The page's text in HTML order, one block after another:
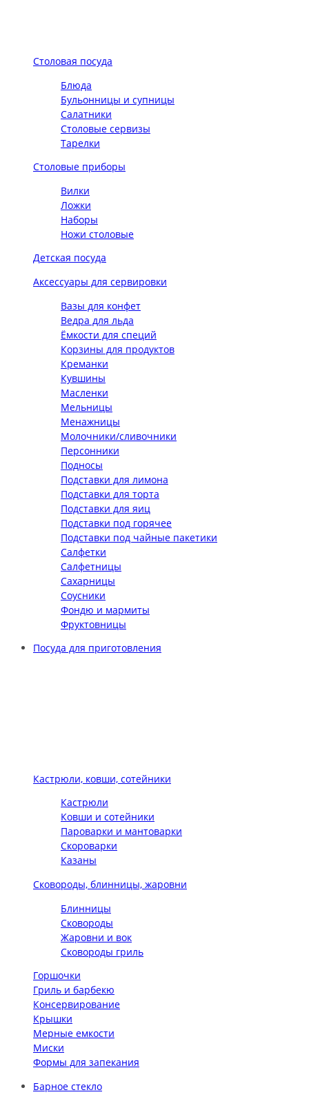
Столовая посуда
Блюда
Бульонницы и супницы
Салатники
Столовые сервизы
Тарелки
Столовые приборы
Вилки
Ложки
Наборы
Ножи столовые
Детская посуда
Аксессуары для сервировки
Вазы для конфет
Ведра для льда
Ёмкости для специй
Корзины для продуктов
Креманки
Кувшины
Масленки
Мельницы
Менажницы
Молочники/сливочники
Персонники
Подносы
Подставки для лимона
Подставки для торта
Подставки для яиц
Подставки под горячее
Подставки под чайные пакетики
Салфетки
Салфетницы
Сахарницы
Соусники
Фондю и мармиты
Фруктовницы
Посуда для приготовления
Кастрюли, ковши, сотейники
Кастрюли
Ковши и сотейники
Пароварки и мантоварки
Скороварки
Казаны
Сковороды, блинницы, жаровни
Блинницы
Сковороды
Жаровни и вок
Сковороды гриль
Горшочки
Гриль и барбекю
Консервирование
Крышки
Мерные емкости
Миски
Формы для запекания
Барное стекло